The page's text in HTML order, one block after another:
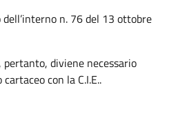
n. 76 del 13 ottobre
diviene necessario
con la C.I.E..